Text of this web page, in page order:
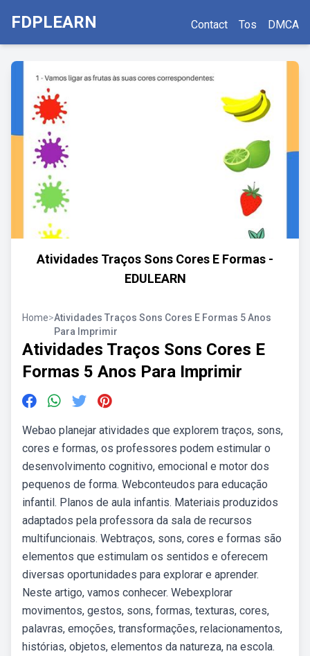
FDPLEARN Contact Tos DMCA
Atividades Traços Sons Cores E Formas -
EDULEARN
Home>Atividades Traços Sons Cores E Formas 5 Anos
Para Imprimir
Atividades Traços Sons Cores E
Formas 5 Anos Para Imprimir
Webao planejar atividades que explorem traços, sons,
cores e formas, os professores podem estimular o
desenvolvimento cognitivo, emocional e motor dos
pequenos de forma. Webconteudos para educação
infantil. Planos de aula infantis. Materiais produzidos
adaptados pela professora da sala de recursos
multifuncionais. Webtraços, sons, cores e formas são
elementos que estimulam os sentidos e oferecem
diversas oportunidades para explorar e aprender.
Neste artigo, vamos conhecer. Webexplorar
movimentos, gestos, sons, formas, texturas, cores,
palavras, emoções, transformações, relacionamentos,
histórias, objetos, elementos da natureza, na escola.